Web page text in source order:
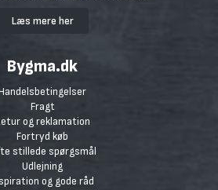
Læs mere her
Bygma.dk
Fragt
og reklamation
Fortryd køb
stillede spørgsmål
Udlejning
og gode råd